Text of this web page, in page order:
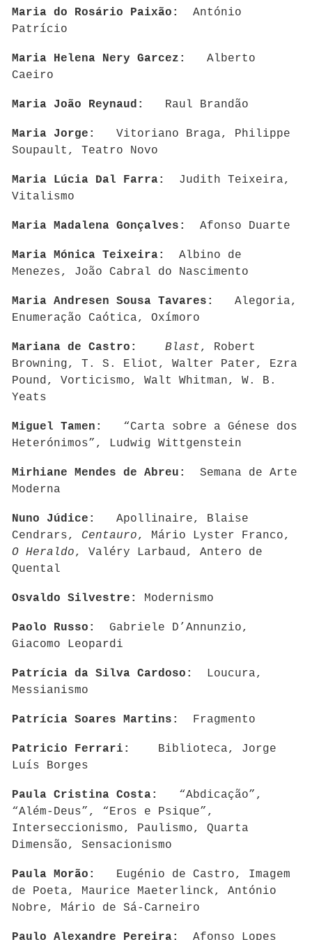
Maria do Rosário Paixão: António
Patrício
Maria Helena Nery Garcez: Alberto
Caeiro
Maria João Reynaud: Raul Brandão
Maria Jorge: Vitoriano Braga, Philippe
Soupault, Teatro Novo
Maria Lúcia Dal Farra: Judith Teixeira,
Vitalismo
Maria Madalena Gonçalves: Afonso Duarte
Maria Mónica Teixeira: Albino de
Menezes, João Cabral do Nascimento
Maria Andresen Sousa Tavares: Alegoria,
Enumeração Caótica, Oxímoro
Mariana de Castro: Blast, Robert
Browning, T. S. Eliot, Walter Pater, Ezra
Pound, Vorticismo, Walt Whitman, W. B.
Yeats
Miguel Tamen: “Carta sobre a Génese dos
Heterónimos”, Ludwig Wittgenstein
Mirhiane Mendes de Abreu: Semana de Arte
Moderna
Nuno Júdice: Apollinaire, Blaise
Cendrars, Centauro, Mário Lyster Franco,
O Heraldo, Valéry Larbaud, Antero de
Quental
Osvaldo Silvestre: Modernismo
Paolo Russo: Gabriele D’Annunzio,
Giacomo Leopardi
Patrícia da Silva Cardoso: Loucura,
Messianismo
Patrícia Soares Martins: Fragmento
Patricio Ferrari: Biblioteca, Jorge
Luís Borges
Paula Cristina Costa: “Abdicação”,
“Além-Deus”, “Eros e Psique”,
Interseccionismo, Paulismo, Quarta
Dimensão, Sensacionismo
Paula Morão: Eugénio de Castro, Imagem
de Poeta, Maurice Maeterlinck, António
Nobre, Mário de Sá-Carneiro
Paulo Alexandre Pereira: Afonso Lopes